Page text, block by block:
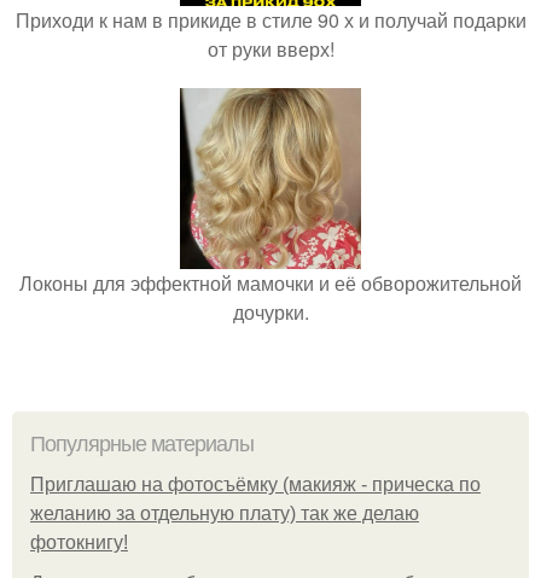
Приходи к нам в прикиде в стиле 90 х и получай подарки
от руки вверх!
Локоны для эффектной мамочки и её обворожительной
дочурки.
Популярные материалы
Приглашаю на фотосъёмку (макияж - прическа по
желанию за отдельную плату) так же делаю
фотокнигу!